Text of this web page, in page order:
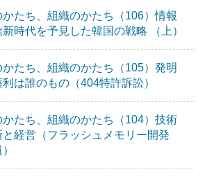
かたち、組織のかたち（106）情報
時代を予見した韓国の戦略 （上）
かたち、組織のかたち（105）発明
は誰のもの（404特許訴訟）
かたち、組織のかたち（104）技術
と経営（フラッシュメモリー開発